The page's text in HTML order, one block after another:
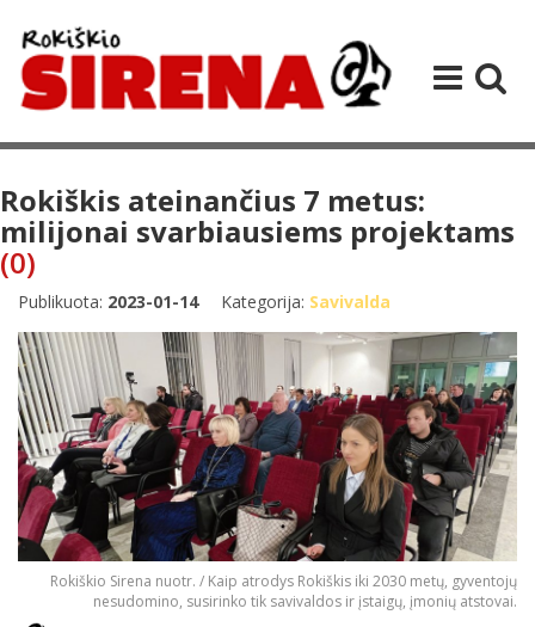
Rokiškis ateinančius 7 metus:
milijonai svarbiausiems projektams
(0)
Publikuota: 2023-01-14 Kategorija: Savivalda
Rokiškio Sirena nuotr. / Kaip atrodys Rokiškis iki 2030 metų, gyventojų
nesudomino, susirinko tik savivaldos ir įstaigų, įmonių atstovai.